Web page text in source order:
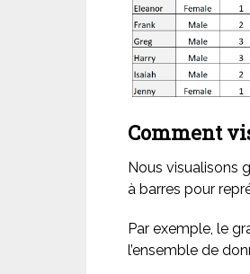
Comment
Nous visualisons
à barres pour
Par exemple, le
l’ensemble de